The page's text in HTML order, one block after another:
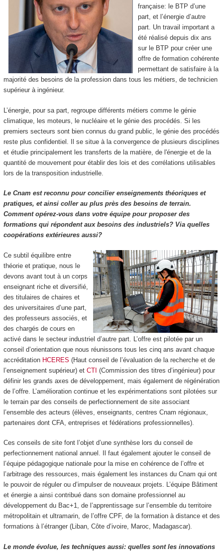
française: le BTP d’une
part, et l’énergie d’autre
part. Un travail important a
été réalisé depuis dix ans
sur le BTP pour créer une
offre de formation cohérente
permettant de satisfaire à la
majorité des besoins de la profession dans tous les métiers, de technicien
supérieur à ingénieur.
L’énergie, pour sa part, regroupe différents métiers comme le génie
climatique, les moteurs, le nucléaire et le génie des procédés. Si les
premiers secteurs sont bien connus du grand public, le génie des procédés
reste plus confidentiel. Il se situe à la convergence de plusieurs disciplines
et étudie principalement les transferts de la matière, de l'énergie et de la
quantité de mouvement pour établir des lois et des corrélations utilisables
lors de la transposition industrielle.
Le Cnam est reconnu pour concilier enseignements théoriques et
pratiques, et ainsi coller au plus près des besoins de terrain.
Comment opérez-vous dans votre équipe pour proposer des
formations qui répondent aux besoins des industriels? Via quelles
coopérations extérieures aussi?
Ce subtil équilibre entre
théorie et pratique, nous le
devons avant tout à un corps
enseignant riche et diversifié,
des titulaires de chaires et
des universitaires d’une part,
des professeurs associés, et
des chargés de cours en
activé dans le secteur industriel d’autre part. L’offre est pilotée par un
conseil d’orientation que nous réunissons tous les cinq ans avant chaque
accréditation HCERES (Haut conseil de l’évaluation de la recherche et de
l’enseignement supérieur) et CTI (Commission des titres d’ingénieur) pour
définir les grands axes de développement, mais également de régénération
de l’offre. L’amélioration continue et les expérimentations sont pilotées sur
le terrain par des conseils de perfectionnement de site associant
l’ensemble des acteurs (élèves, enseignants, centres Cnam régionaux,
partenaires dont CFA, entreprises et fédérations professionnelles).
Ces conseils de site font l’objet d’une synthèse lors du conseil de
perfectionnement national annuel. Il faut également ajouter le conseil de
l’équipe pédagogique nationale pour la mise en cohérence de l’offre et
l’arbitrage des ressources, mais également les instances du Cnam qui ont
le pouvoir de réguler ou d’impulser de nouveaux projets. L’équipe Bâtiment
et énergie a ainsi contribué dans son domaine professionnel au
développement du Bac+1, de l’apprentissage sur l’ensemble du territoire
métropolitain et ultramarin, de l’offre CPF, de la formation à distance et des
formations à l’étranger (Liban, Côte d’ivoire, Maroc, Madagascar).
Le monde évolue, les techniques aussi: quelles sont les innovations